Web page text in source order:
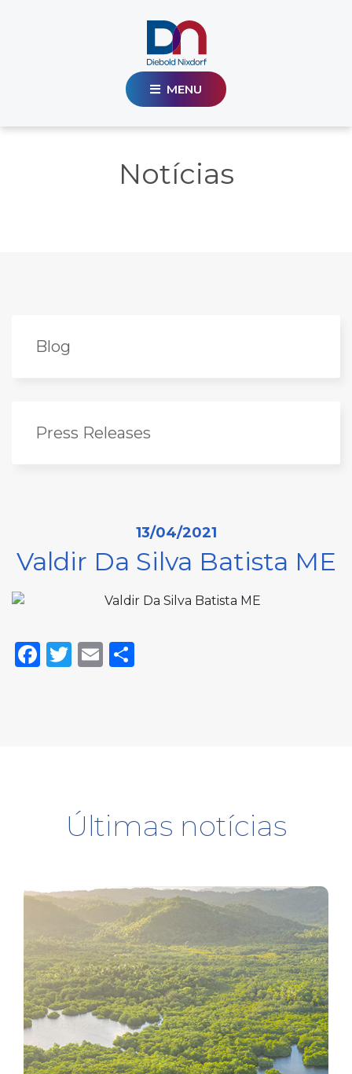
MENU
Notícias
Blog
Press Releases
13/04/2021
Valdir Da Silva Batista ME
Facebook
Twitter
Email
Últimas notícias